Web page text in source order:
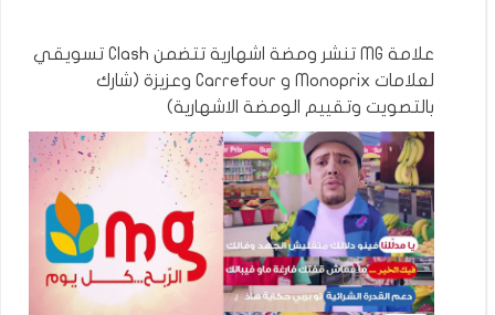
علامة MG تنشر ومضة اشهارية تتضمن Clash تسويقي
لعلامات Monoprix و Carrefour وعزيزة (شارك
بالتصويت وتقييم الومضة الاشهارية)